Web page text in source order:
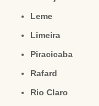
Leme
Limeira
Piracicaba
Rafard
Rio Claro